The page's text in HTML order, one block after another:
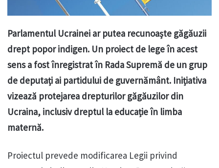
Parlamentul Ucrainei ar putea recunoaște găgăuzii
drept popor indigen. Un proiect de lege în acest
sens a fost înregistrat în Rada Supremă de un grup
de deputați ai partidului de guvernământ. Inițiativa
vizează protejarea drepturilor găgăuzilor din
Ucraina, inclusiv dreptul la educație în limba
maternă.
Proiectul prevede modificarea Legii privind